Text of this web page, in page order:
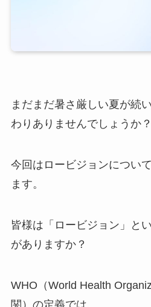
まだまだ暑さ厳しい夏が続
わりありませんでしょうか？
今回はロービジョンについ
ます。
皆様は「ロービジョン」と
がありますか？
WHO（World Health
関）の定義では、